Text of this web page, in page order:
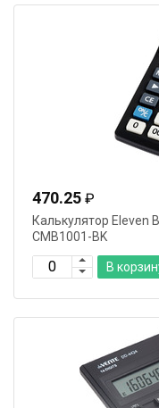
470.25 ₽
Калькулятор Eleven
CMB1001-BK
В